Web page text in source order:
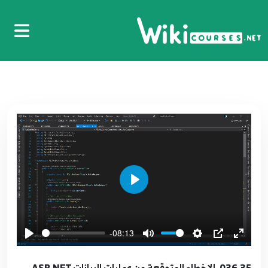
-08:13
Play
026.25. استخدام الحقن الاحادي ASP.NET Core -
27
027.26. جلب البيانات ASP.NET Core - Add Index
View
28
028.27. شرح الشفرة المتولدة ASP.NET Core -
29
029.28. تفاصيل المستخدمين ASP.NET Core -
Details User View